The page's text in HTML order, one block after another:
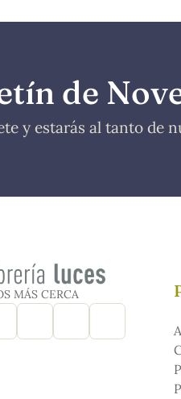
de
y estarás al tanto de
MÁS CERCA